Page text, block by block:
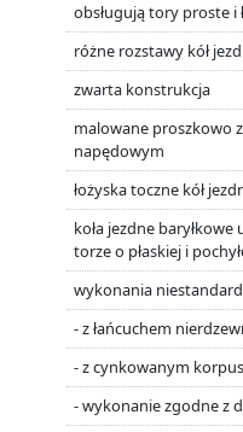
obsługują tory proste i
różne rozstawy kół
zwarta konstrukcja
malowane proszkowo
napędowym
łożyska toczne kół
koła jezdne
torze o płaskiej i
wykonania
- z łańcuchem
- z cynkowanym
- wykonanie zgodne z